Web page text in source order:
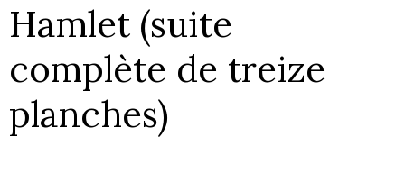
Hamlet (suite
complète de treize
planches)